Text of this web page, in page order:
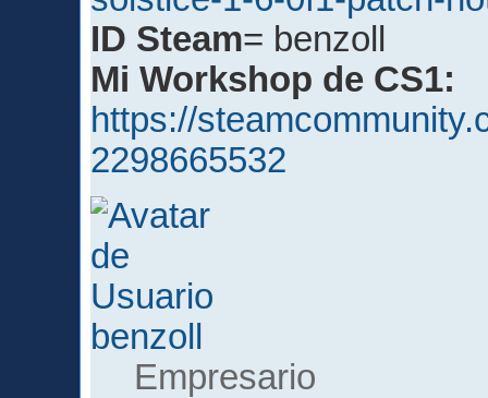
ID Steam= benzoll
Mi Workshop de CS1:
https://
2298665532
benzoll
Empresario